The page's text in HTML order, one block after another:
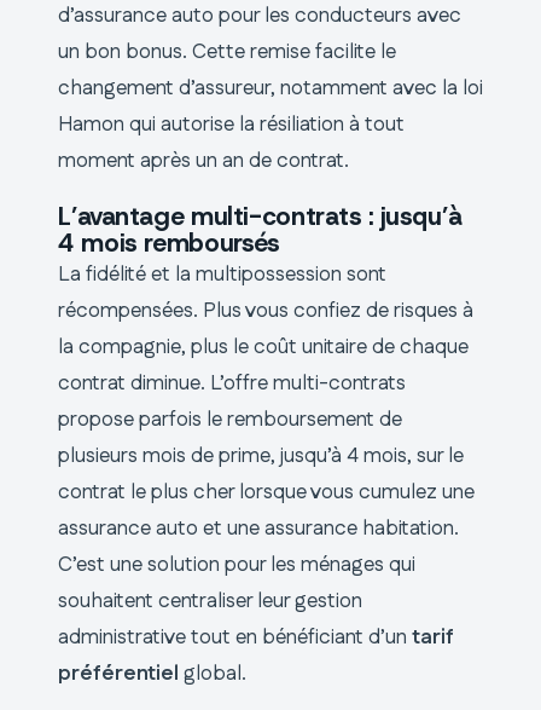
d’assurance auto pour les conducteurs avec
un bon bonus. Cette remise facilite le
changement d’assureur, notamment avec la loi
Hamon qui autorise la résiliation à tout
moment après un an de contrat.
L’avantage multi-contrats : jusqu’à
4 mois remboursés
La fidélité et la multipossession sont
récompensées. Plus vous confiez de risques à
la compagnie, plus le coût unitaire de chaque
contrat diminue. L’offre multi-contrats
propose parfois le remboursement de
plusieurs mois de prime, jusqu’à 4 mois, sur le
contrat le plus cher lorsque vous cumulez une
assurance auto et une assurance habitation.
C’est une solution pour les ménages qui
souhaitent centraliser leur gestion
administrative tout en bénéficiant d’un tarif
préférentiel global.